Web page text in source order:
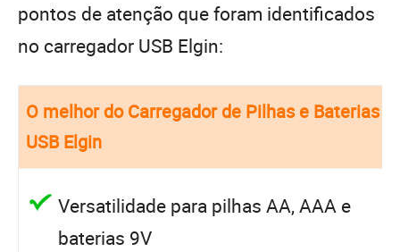
pontos de atenção que foram identificados
no carregador USB Elgin:
O melhor do Carregador de Pilhas e Baterias
USB Elgin
Versatilidade para pilhas AA, AAA e
baterias 9V